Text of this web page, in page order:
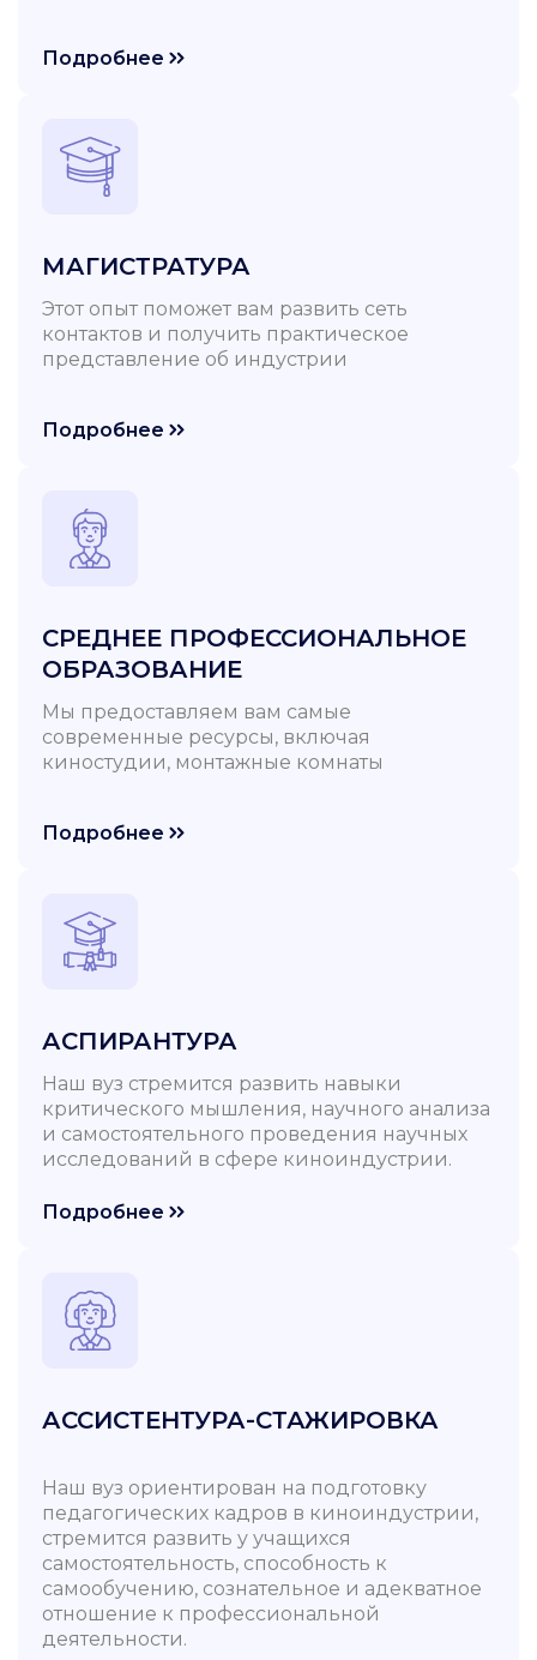
Подробнее
МАГИСТРАТУРА
Этот опыт поможет вам развить сеть
контактов и получить практическое
представление об индустрии
Подробнее
СРЕДНЕЕ ПРОФЕССИОНАЛЬНОЕ
ОБРАЗОВАНИЕ
Мы предоставляем вам самые
современные ресурсы, включая
киностудии, монтажные комнаты
Подробнее
АСПИРАНТУРА
Наш вуз стремится развить навыки
критического мышления, научного анализа
и самостоятельного проведения научных
исследований в сфере киноиндустрии.
Подробнее
АССИСТЕНТУРА-СТАЖИРОВКА
Наш вуз ориентирован на подготовку
педагогических кадров в киноиндустрии,
стремится развить у учащихся
самостоятельность, способность к
самообучению, сознательное и адекватное
отношение к профессиональной
деятельности.